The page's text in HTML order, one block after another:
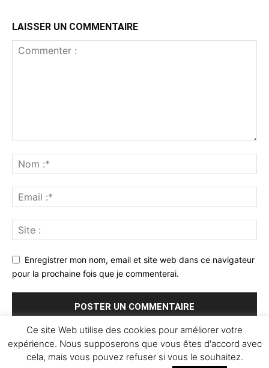
LAISSER UN COMMENTAIRE
Enregistrer mon nom, email et site web dans ce navigateur
pour la prochaine fois que je commenterai.
Ce site Web utilise des cookies pour améliorer votre
expérience. Nous supposerons que vous êtes d'accord avec
cela, mais vous pouvez refuser si vous le souhaitez.